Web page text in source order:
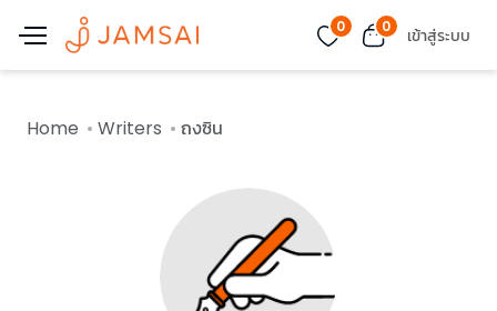
0 0 เข้าสู่ระบบ
Home Writers ถงซิน